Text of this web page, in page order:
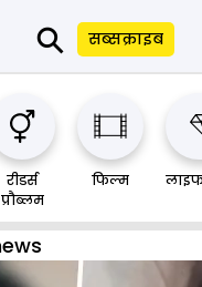
⚲ सब्सक्राइब
रीडर्स
प्रौब्लम
फिल्म